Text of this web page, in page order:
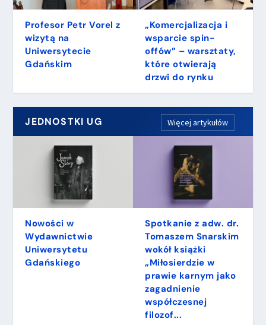
Profesor Petr Vorel z
wizytą na
Uniwersytecie
Gdańskim
„Komercjalizacja i
wsparcie spin-
offów” – warsztaty,
które otwierają
drzwi do rynku
JEDNOSTKI UG Więcej artykułów
Nowości w
Wydawnictwie
Uniwersytetu
Gdańskiego
Spotkanie z adw. dr.
Tomaszem Snarskim
wokół książki
„Miłosierdzie w
prawie karnym jako
zagadnienie
współczesnej
filozof...